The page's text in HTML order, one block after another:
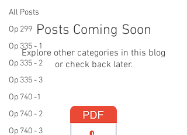
All Posts
Op 299
Op 335 - 1
Op 335 - 2
Op 335 - 3
Op 740 -1
Op 740 - 2
Op 740 - 3
Posts Coming Soon
Explore other categories in this blog
or check back later.